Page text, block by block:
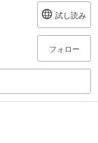
試し読み
フォロー